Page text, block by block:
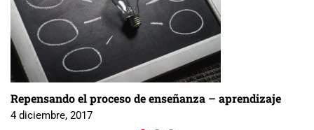
Repensando el proceso de enseñanza – aprendizaje
4 diciembre, 2017